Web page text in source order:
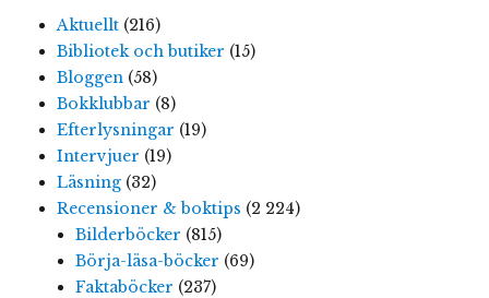
Aktuellt(216)
Bibliotek och butiker (15)
Bloggen(58)
Bokklubbar (8)
Efterlysningar (19)
Intervjuer (19)
Läsning(32)
Recensioner & boktips (2 224)
Bilderböcker (815)
Börja-läsa-böcker (69)
Faktaböcker (237)